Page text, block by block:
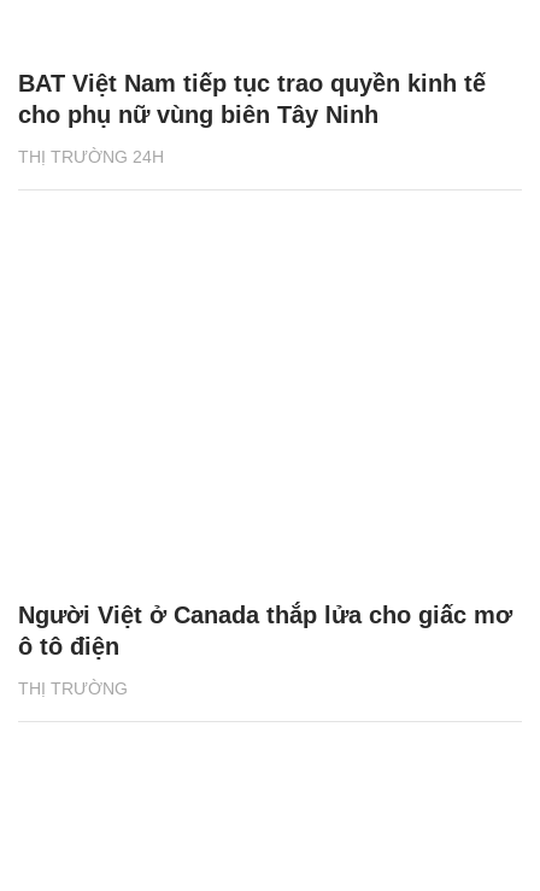
THỊ TRƯỜNG 24H
BAT Việt Nam tiếp tục trao quyền kinh tế
cho phụ nữ vùng biên Tây Ninh
THỊ TRƯỜNG
Người Việt ở Canada thắp lửa cho giấc mơ
ô tô điện